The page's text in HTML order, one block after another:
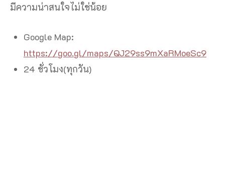
มีความน่าสนใจไม่ใช่น้อย
Google Map:
https://goo.gl/maps/QJ29ss9mXaRMoeSc9
24 ชั่วโมง(ทุกวัน)